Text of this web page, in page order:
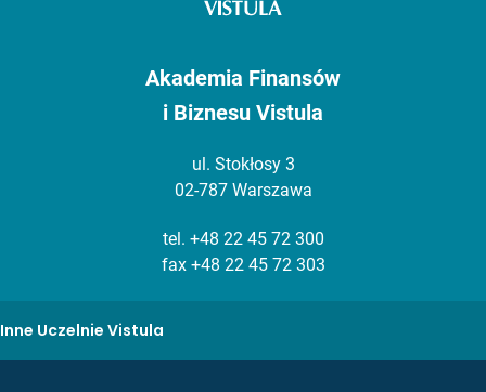
Akademia Finansów
i Biznesu Vistula
ul. Stokłosy 3
02-787 Warszawa
tel. +48 22 45 72 300
fax +48 22 45 72 303
Inne Uczelnie Vistula